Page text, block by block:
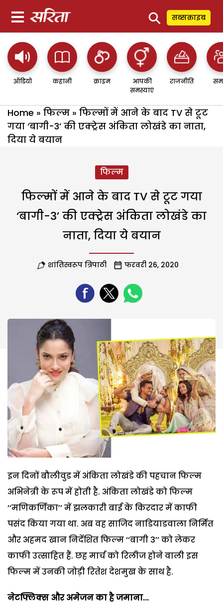
⚲ सब्सक्राइब
ऑडियो कहानी क्राइम
आपकी
समस्याएं
राजनीति
Home » फिल्म » फिल्मों में आने के बाद TV से टूट
गया ‘बागी-3’ की एक्ट्रेस अंकिता लोखंडे का नाता,
दिया ये बयान
फिल्म
फिल्मों में आने के बाद TV से टूट गया
‘बागी-3’ की एक्ट्रेस अंकिता लोखंडे का
नाता, दिया ये बयान
शांतिस्वरूप त्रिपाठी फरवरी 26, 2020
इन दिनों बौलीवुड में अंकिता लोखंडे की पहचान फिल्म
अभिनेत्री के रूप में होती है. अंकिता लोखंडे को फिल्म
‘‘मणिकर्णिका’’ में झलकारी बाई के किरदार में काफी
पसंद किया गया था. अब वह साजिद नाडियाडवाला निर्मित
और अहमद खान निर्देशित फिल्म ‘‘बागी 3’’ को लेकर
काफी उत्साहित हैं. छह मार्च को रिलीज होने वाली इस
फिल्म में उनकी जोड़ी रितेश देशमुख के साथ है.
नेटफ्लिक्स और अमेजन का है जमाना...